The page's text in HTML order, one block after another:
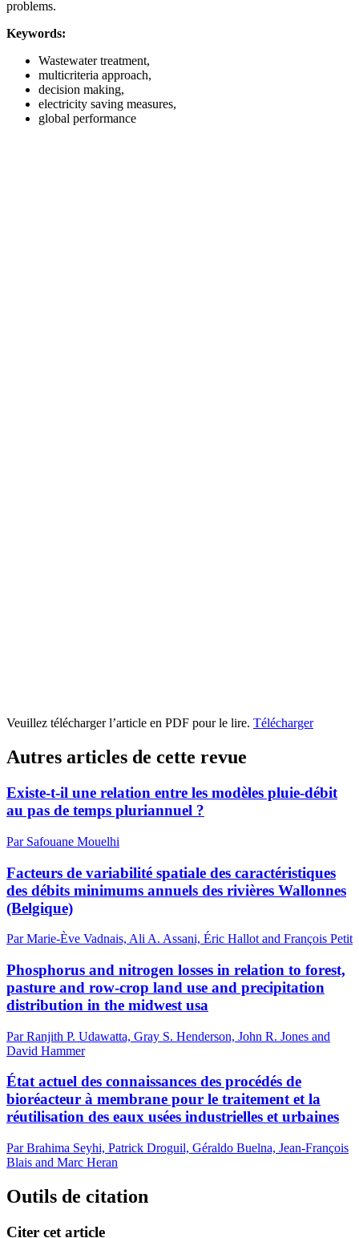
problems.
Keywords:
Wastewater treatment,
multicriteria approach,
decision making,
electricity saving measures,
global performance
Veuillez télécharger l’article en PDF pour le lire. Télécharger
Autres articles de cette revue
Existe-t-il une relation entre les modèles pluie-débit
au pas de temps pluriannuel ?
Par Safouane Mouelhi
Facteurs de variabilité spatiale des caractéristiques
des débits minimums annuels des rivières Wallonnes
(Belgique)
Par Marie-Ève Vadnais, Ali A. Assani, Éric Hallot and François Petit
Phosphorus and nitrogen losses in relation to forest,
pasture and row-crop land use and precipitation
distribution in the midwest usa
Par Ranjith P. Udawatta, Gray S. Henderson, John R. Jones and
David Hammer
État actuel des connaissances des procédés de
bioréacteur à membrane pour le traitement et la
réutilisation des eaux usées industrielles et urbaines
Par Brahima Seyhi, Patrick Droguil, Géraldo Buelna, Jean-François
Blais and Marc Heran
Outils de citation
Citer cet article